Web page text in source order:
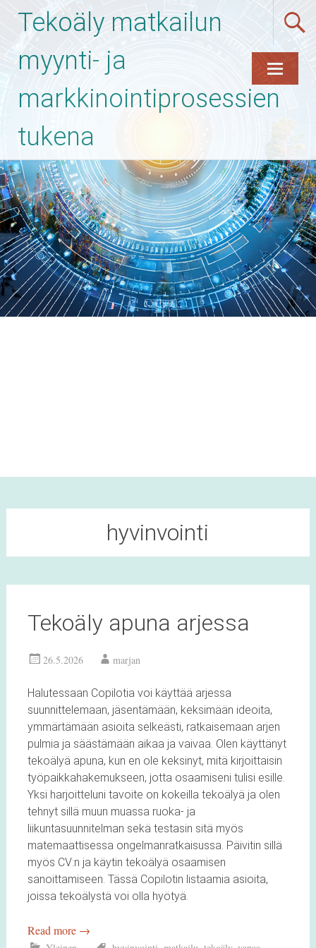
Tekoäly matkailun
myynti- ja
markkinointiprosessien
tukena
Skip
to
hyvinvointi
Tekoäly apuna arjessa
26.5.2026 marjan
Halutessaan Copilotia voi käyttää arjessa
suunnittelemaan, jäsentämään, keksimään ideoita,
ymmärtämään asioita selkeästi, ratkaisemaan arjen
pulmia ja säästämään aikaa ja vaivaa. Olen käyttänyt
tekoälyä apuna, kun en ole keksinyt, mitä kirjoittaisin
työpaikkahakemukseen, jotta osaamiseni tulisi esille.
Yksi harjoitteluni tavoite on kokeilla tekoälyä ja olen
tehnyt sillä muun muassa ruoka- ja
liikuntasuunnitelman sekä testasin sitä myös
matemaattisessa ongelmanratkaisussa. Päivitin sillä
myös CV:n ja käytin tekoälyä osaamisen
sanoittamiseen. Tässä Copilotin listaamia asioita,
joissa tekoälystä voi olla hyötyä.
Read more →